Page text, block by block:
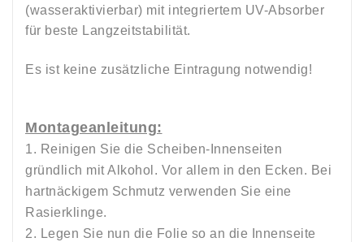
(wasseraktivierbar) mit integriertem UV-Absorber
für beste Langzeitstabilität.
Es ist keine zusätzliche Eintragung notwendig!
Montageanleitung:
1. Reinigen Sie die Scheiben-Innenseiten
gründlich mit Alkohol. Vor allem in den Ecken. Bei
hartnäckigem Schmutz verwenden Sie eine
Rasierklinge.
2. Legen Sie nun die Folie so an die Innenseite